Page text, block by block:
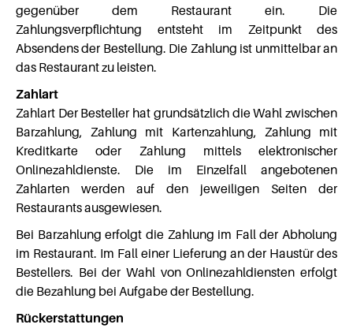
gegenüber dem Restaurant ein. Die
Zahlungsverpflichtung entsteht im Zeitpunkt des
Absendens der Bestellung. Die Zahlung ist unmittelbar an
das Restaurant zu leisten.
Zahlart
Zahlart Der Besteller hat grundsätzlich die Wahl zwischen
Barzahlung, Zahlung mit Kartenzahlung, Zahlung mit
Kreditkarte oder Zahlung mittels elektronischer
Onlinezahldienste. Die im Einzelfall angebotenen
Zahlarten werden auf den jeweiligen Seiten der
Restaurants ausgewiesen.
Bei Barzahlung erfolgt die Zahlung im Fall der Abholung
im Restaurant. Im Fall einer Lieferung an der Haustür des
Bestellers. Bei der Wahl von Onlinezahldiensten erfolgt
die Bezahlung bei Aufgabe der Bestellung.
Rückerstattungen